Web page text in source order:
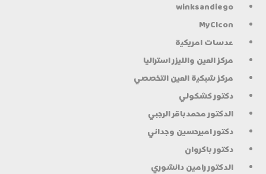
winksandiego
MyClcon
عدسات امريكية
مركز العين والليزر استراليا
مركز شبكية العين التخصصي
دكتور كشكولي
الدكتور محمدباقر الرجبي
دكتور اميرحسين وجداني
دكتور باكروان
الدكتور رامين دانشوري